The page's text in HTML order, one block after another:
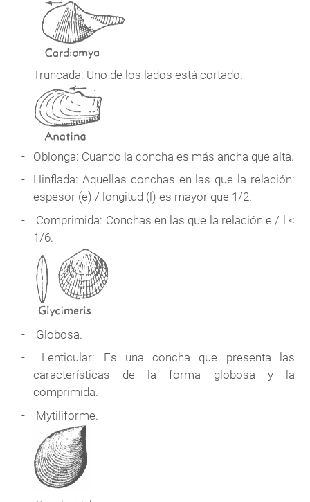
Truncada: Uno de los lados está cortado.
Oblonga: Cuando la concha es más ancha que alta.
Hinflada: Aquellas conchas en las que la relación:
espesor (e) / longitud (l) es mayor que 1/2.
Comprimida: Conchas en las que la relación e / l <
1/6.
Globosa.
Lenticular: Es una concha que presenta las
características de la forma globosa y la
comprimida.
Mytiliforme.